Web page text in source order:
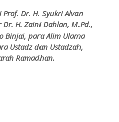
Dr. H. Syukri Alvan
H. Zaini Dahlan, M.Pd.,
Binjai, para Alim Ulama
Ustadz dan Ustadzah,
Ramadhan.